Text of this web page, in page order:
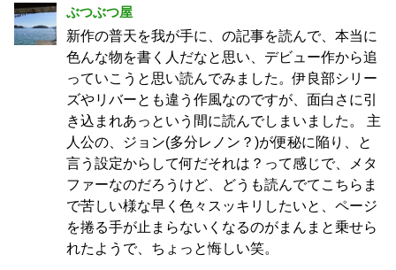
ぶつぶつ屋
新作の普天を我が手に、の記事を読んで、本当に
色んな物を書く人だなと思い、デビュー作から追
っていこうと思い読んでみました。伊良部シリー
ズやリバーとも違う作風なのですが、面白さに引
き込まれあっという間に読んでしまいました。 主
人公の、ジョン(多分レノン？)が便秘に陥り、と
言う設定からして何だそれは？って感じで、メタ
ファーなのだろうけど、どうも読んでてこちらま
で苦しい様な早く色々スッキリしたいと、ページ
を捲る手が止まらないくなるのがまんまと乗せら
れたようで、ちょっと悔しい笑。